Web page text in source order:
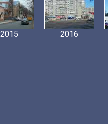
2015 2016